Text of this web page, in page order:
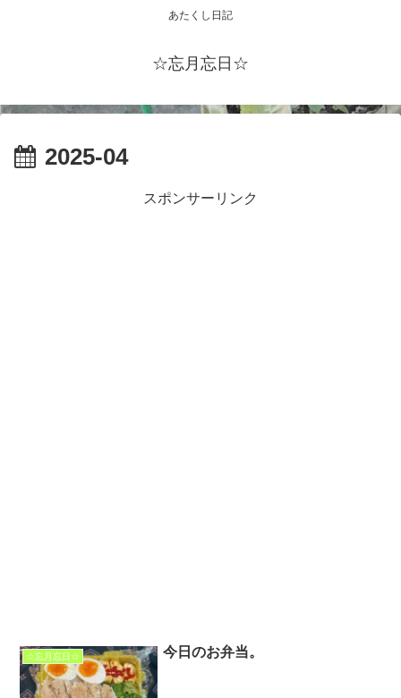
あたくし日記
☆忘月忘日☆
2025-04
スポンサーリンク
☆忘月忘日☆ 今日のお弁当。